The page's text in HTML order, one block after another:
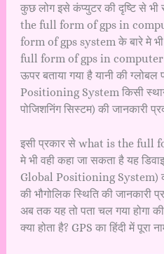
कुछ लोग इसे कंप्युटर की दृष्टि से
the full form of gps in
form of gps system के बारे मे
full form of gps in computer
ऊपर बताया गया है यानी की
Positioning System किसी स्थान
पोजिशनिंग सिस्टम) की जानकारी
इसी प्रकार से what is the full
मे भी वही कहा जा सकता है यह
Global Positioning System)
की भौगोलिक स्थिति की जानकारी
अब तक यह तो पता चल गया होगा
क्या होता है? GPS का हिंदी में पूरा